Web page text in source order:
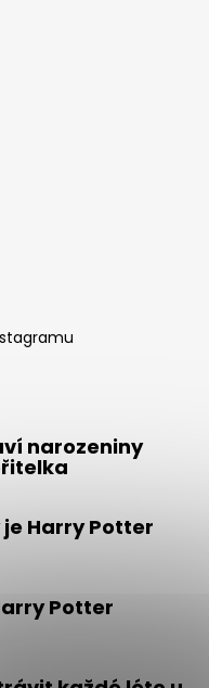
narozeniny
Harry Potter
Potter